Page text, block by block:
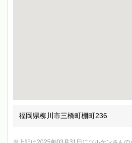
福岡県柳川市三橋町棚町236